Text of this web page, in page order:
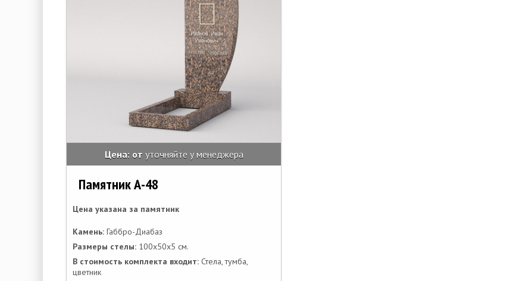
Цена: от уточняйте у менеджера
Памятник А-48
Цена указана за памятник
Камень: Габбро-Диабаз
Размеры стелы: 100х50х5 см.
В стоимость комплекта входит: Стела, тумба,
цветник